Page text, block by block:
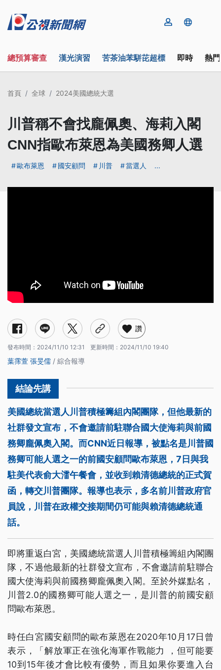
總預算審查 漢光演習 苦茶油苯駢芘超標 即時 熱
首頁 全球 2024美國總統大選
川普稱不會找龐佩奧、海莉入閣
CNN指歐布萊恩為美國務卿人選
歐布萊恩 國安顧問 川普 當選人 ...
讚
發布時間： 2024/11/10 12:31 更新時間： 2024/11/10 19:40
葉霈萱 張旻儒 / 綜合報導
美國總統當選人川普積極籌組內閣團隊，但他最新的
社群發文宣布，不會邀請前駐聯合國大使海莉與前國
務卿龐佩奧入閣。而CNN近日報導，被點名是川普國
務卿可能人選之一的前國安顧問歐布萊恩，7日與我
駐美代表俞大㵢午餐會，並收到賴清德總統的正式賀
函，轉交川普團隊。報導也表示，多名前川普政府官
員說，川普在政權交接期間仍可能與賴清德總統通
話。
即將重返白宮，美國總統當選人川普積極籌組內閣團
隊，不過他最新的社群發文宣布，不會邀請前駐聯合
國大使海莉與前國務卿龐佩奧入閣。至於外媒點名，
川普2.0的國務卿可能人選之一，是川普的前國安顧
問歐布萊恩。
時任白宮國安顧問的歐布萊恩在2020年10月17日曾
表示，「解放軍正在強化海軍作戰能力 ，但可能要
10到15年後才會比較有優勢，而且如果你要進入台